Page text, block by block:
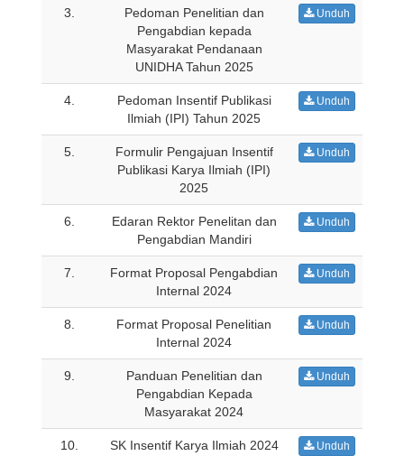
PROFIL DOSEN
KEGIATAN
PENGABDIAN
DOWNLOAD
LOGIN
3.
Pedoman Penelitian dan
Pengabdian kepada
Masyarakat Pendanaan
UNIDHA Tahun 2025
Unduh
4.
Pedoman Insentif Publikasi
Ilmiah (IPI) Tahun 2025
Unduh
5.
Formulir Pengajuan Insentif
Publikasi Karya Ilmiah (IPI)
2025
Unduh
6.
Edaran Rektor Penelitan dan
Pengabdian Mandiri
Unduh
7.
Format Proposal Pengabdian
Internal 2024
Unduh
8.
Format Proposal Penelitian
Internal 2024
Unduh
9.
Panduan Penelitian dan
Pengabdian Kepada
Masyarakat 2024
Unduh
10. SK Insentif Karya Ilmiah 2024 Unduh